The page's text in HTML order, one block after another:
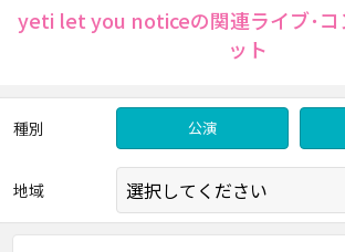
yeti let you noticeの関連ライブ･コ
ット
種別 公演
地域